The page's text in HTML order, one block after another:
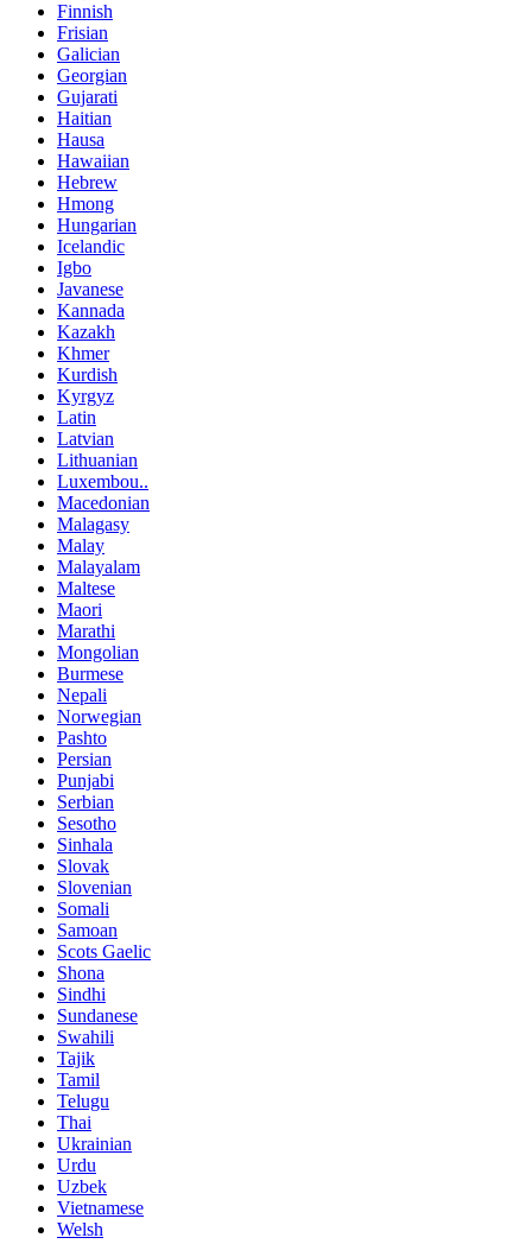
Finnish
Frisian
Galician
Georgian
Gujarati
Haitian
Hausa
Hawaiian
Hebrew
Hmong
Hungarian
Icelandic
Igbo
Javanese
Kannada
Kazakh
Khmer
Kurdish
Kyrgyz
Latin
Latvian
Lithuanian
Luxembou..
Macedonian
Malagasy
Malay
Malayalam
Maltese
Maori
Marathi
Mongolian
Burmese
Nepali
Norwegian
Pashto
Persian
Punjabi
Serbian
Sesotho
Sinhala
Slovak
Slovenian
Somali
Samoan
Scots Gaelic
Shona
Sindhi
Sundanese
Swahili
Tajik
Tamil
Telugu
Thai
Ukrainian
Urdu
Uzbek
Vietnamese
Welsh